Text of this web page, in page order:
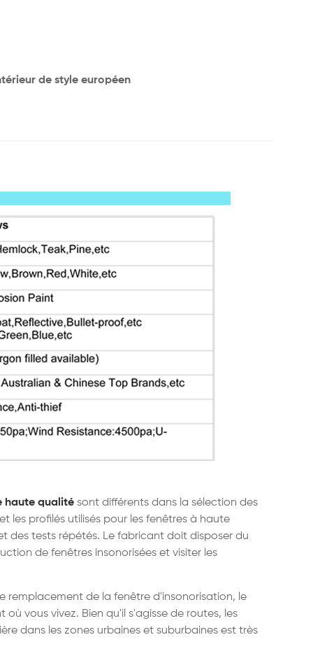
de style européen
haute qualité sont différents dans la sélection des
les profilés utilisés pour les fenêtres à haute
des tests répétés. Le fabricant doit disposer du
de fenêtres insonorisées et visiter les
remplacement de la fenêtre d'insonorisation, le
vous vivez. Bien qu'il s'agisse de routes, les
dans les zones urbaines et suburbaines est très